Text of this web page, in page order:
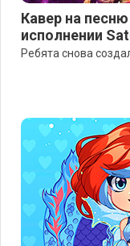
Кавер на
исполнении
Ребята снова